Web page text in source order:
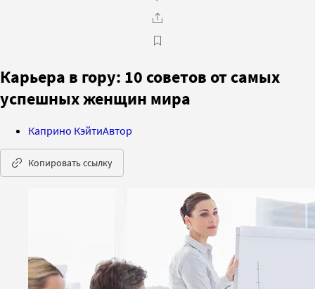
Карьера в гору: 10 советов от самых
успешных женщин мира
Каприно КэйтиАвтор
Копировать ссылку